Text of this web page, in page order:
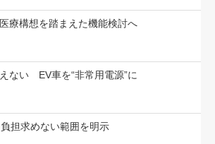
療構想を踏まえた機能検討へ
ない EV車を“非常用電源”に
担求めない範囲を明示